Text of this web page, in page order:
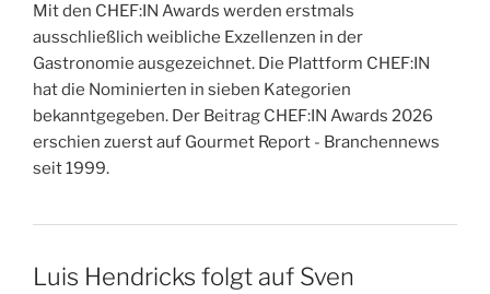
Mit den CHEF:IN Awards werden erstmals
ausschließlich weibliche Exzellenzen in der
Gastronomie ausgezeichnet. Die Plattform CHEF:IN
hat die Nominierten in sieben Kategorien
bekanntgegeben. Der Beitrag CHEF:IN Awards 2026
erschien zuerst auf Gourmet Report - Branchennews
seit 1999.
Luis Hendricks folgt auf Sven